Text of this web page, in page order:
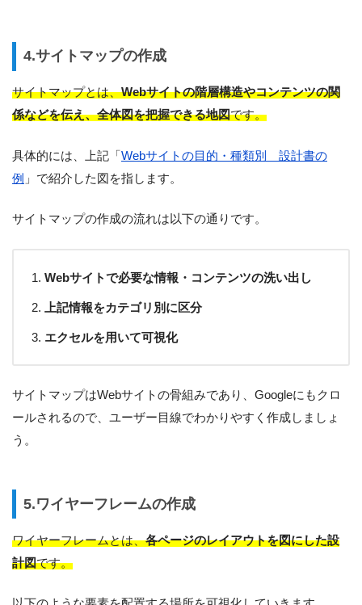
4.サイトマップの作成
サイトマップとは、Webサイトの階層構造やコンテンツの関
係などを伝え、全体図を把握できる地図です。
具体的には、上記「Webサイトの目的・種類別 設計書の
例 」で紹介した図を指します。
サイトマップの作成の流れは以下の通りです。
Webサイトで必要な情報・コンテンツの洗い出し
上記情報をカテゴリ別に区分
エクセルを用いて可視化
サイトマップはWebサイトの骨組みであり、Googleにもクロ
ールされるので、ユーザー目線でわかりやすく作成しましょ
う。
5.ワイヤーフレームの作成
ワイヤーフレームとは、各ページのレイアウトを図にした設
計図です。